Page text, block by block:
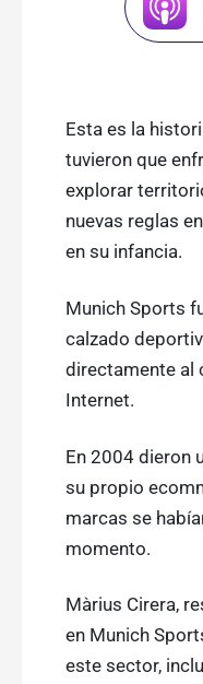
Esta es la
tuvieron que
explorar
nuevas reglas
en su infancia.
Munich Sports
calzado
directamente al
Internet.
En 2004 dieron
su propio
marcas se
momento.
Màrius Cirera,
en Munich
este sector,